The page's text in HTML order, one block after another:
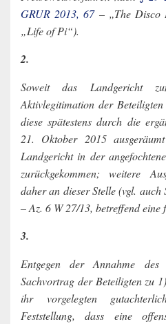
GRUR 2013, 67– „The Disco
„Life of Pi“).
2.
Soweit das Landgericht
Aktivlegitimation der
diese spätestens durch die
21. Oktober 2015
Landgericht in der
zurückgekommen; weitere
daher an dieser Stelle (vgl. auch
– Az. 6 W 27/13, betreffend eine
3.
Entgegen der Annahme
Sachvortrag der Beteiligten zu
ihr vorgelegten
Feststellung, dass eine